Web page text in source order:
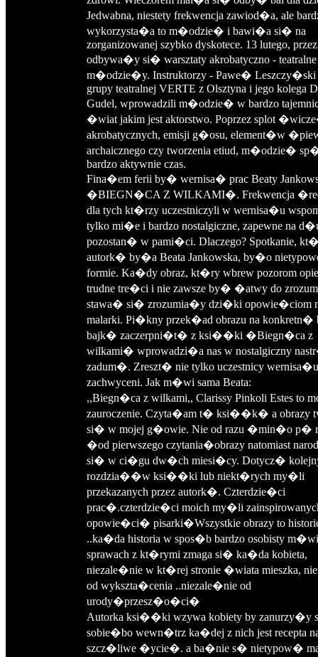
Jedwabna, niestety frekwencja zawiod�a, ale
wykorzysta�a to m�odzie� i bawi�a si� na
zorganizowanej szybko dyskotece. 13 lutego,
odbywa�y si� warsztaty akrobatyczno - teatralne
m�odzie�y. Instruktorzy - Pawe� Leszczy�ski
grupy teatralnej VERTE z Olsztyna i jego kolega
Gudel, wprowadzili m�odzie� w bardzo
�wiat jakim jest aktorstwo. Poprzez splot
akrobatycznych, emisji g�osu, element�w
archaicznego czy tworzenia etiud, m�odzie�
bardzo aktywnie czas.
Fina�em ferii by� wernisa� prac Beaty
�BIEGN�CA Z WILKAMI�. Frekwencja
dla tych kt�rzy uczestniczyli w wernisa�u
tylko mi�e i bardzo nostalgiczne, zapewne na
pozostan� w pami�ci. Dlaczego? Spotkanie,
autork� by�a Beata Jankowska, by�o
formie. Ka�dy obraz, kt�ry wbrew pozorom
trudne tre�ci i nie zawsze by� �atwy do
stawa� si� zrozumia�y dzi�ki opowie�ciom
malarki. Pi�kny przek�ad obrazu na
bajk� zaczerpni�t� z ksi��ki �Biegn�ca z
wilkami� wprowadzi�a nas w nostalgiczny
zadum�. Zreszt� nie tylko uczestnicy
zachwyceni. Jak m�wi sama Beata:
,,Biegn�ca z wilkami,, Clarissy Pinkoli Estes to
zauroczenie. Czyta�am t� ksi��k� a obrazy
si� w mojej g�owie. Nie od razu �min�o p�
�od pierwszego czytania�obrazy natomiast
si� w ci�gu dw�ch miesi�cy. Dotycz�
rozdzia��w ksi��ki lub niekt�rych my�li
przekazanych przez autork�. Czterdzie�ci
prac�.czterdzie�ci moich my�li
opowie�ci� pisarki�Wszystkie obrazy to
..ka�da historia w spos�b bardzo osobisty
sprawach z kt�rymi zmaga si� ka�da kobieta,
niezale�nie w kt�rej stronie �wiata mieszka,
od wykszta�cenia ..niezale�nie od
urody�przesz�o�ci�
Autorka ksi��ki wzywa kobiety by zanurzy�y
sobie�bo wewn�trz ka�dej z nich jest recepta
szcz�liwe �ycie�. a ba�nie s� nietypow�